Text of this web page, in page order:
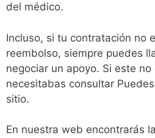
del médico.
Incluso, si tu contratación no
reembolso, siempre puedes
negociar un apoyo. Si este
necesitabas consultar
sitio.
En nuestra web encontrarás